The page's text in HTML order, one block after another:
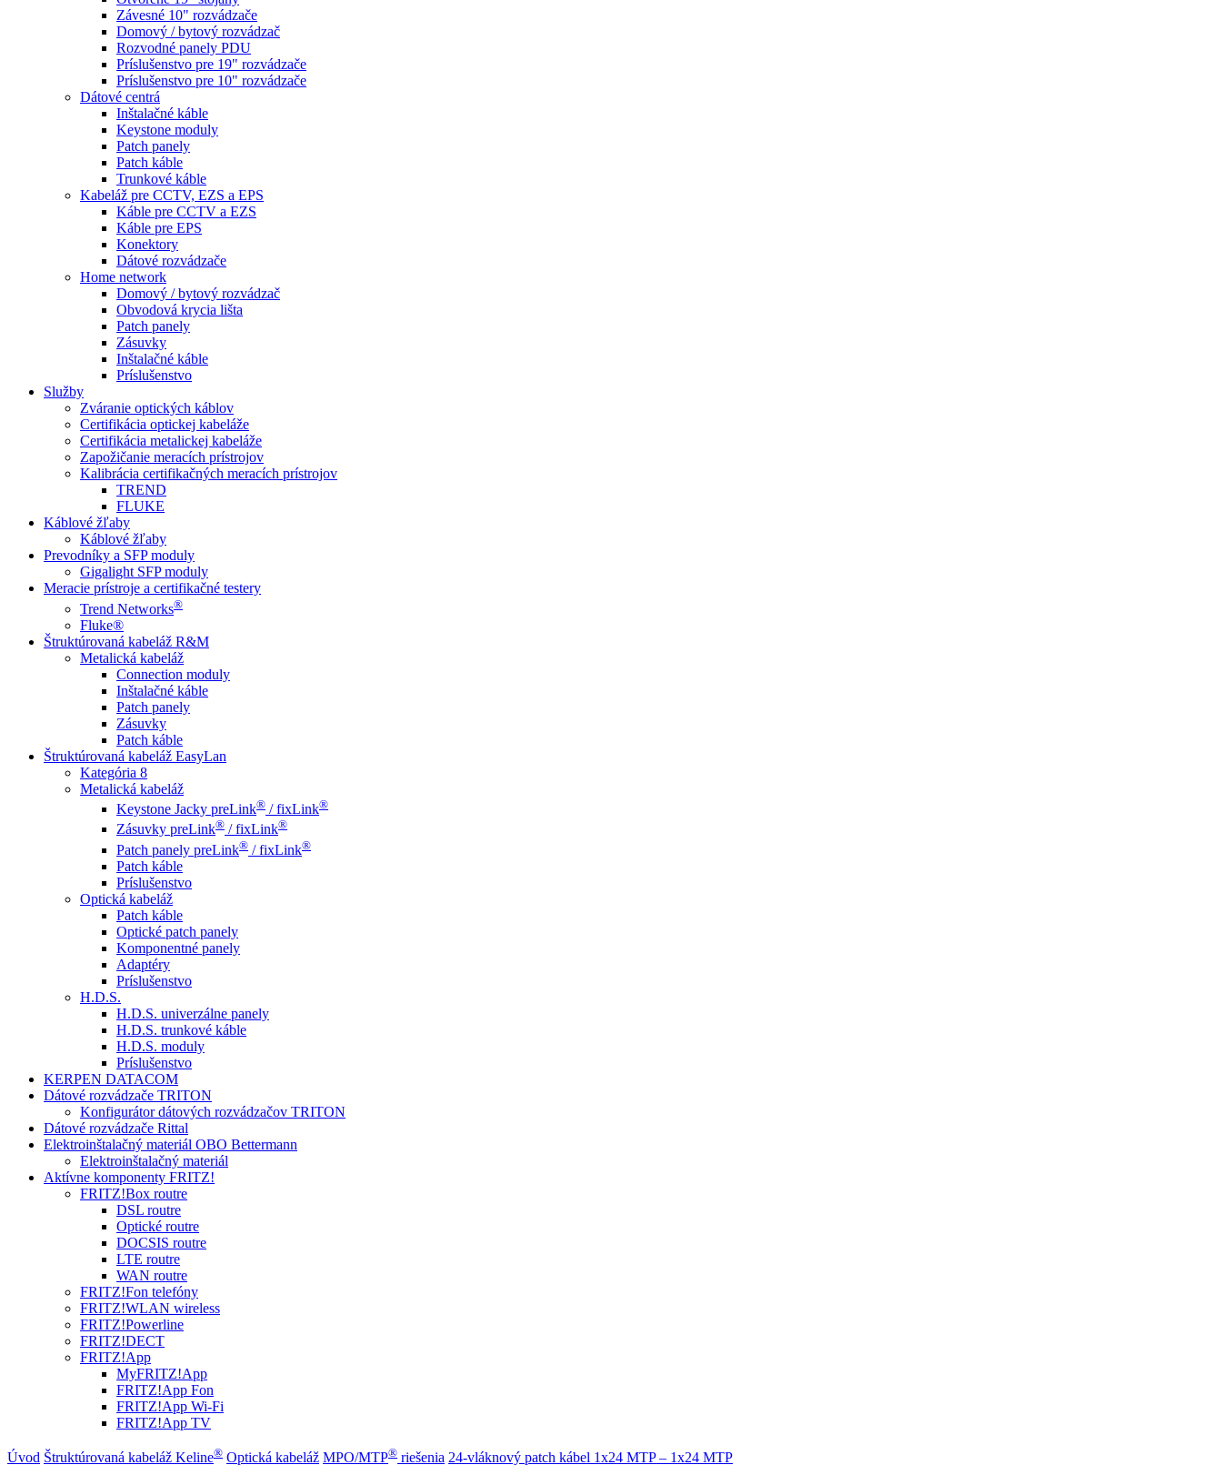
Závesné 10" rozvádzače
Domový / bytový rozvádzač
Rozvodné panely PDU
Príslušenstvo pre 19" rozvádzače
Príslušenstvo pre 10" rozvádzače
Dátové centrá
Inštalačné káble
Keystone moduly
Patch panely
Patch káble
Trunkové káble
Kabeláž pre CCTV, EZS a EPS
Káble pre CCTV a EZS
Káble pre EPS
Konektory
Dátové rozvádzače
Home network
Domový / bytový rozvádzač
Obvodová krycia lišta
Patch panely
Zásuvky
Inštalačné káble
Príslušenstvo
Služby
Zváranie optických káblov
Certifikácia optickej kabeláže
Certifikácia metalickej kabeláže
Zapožičanie meracích prístrojov
Kalibrácia certifikačných meracích prístrojov
TREND
FLUKE
Káblové žľaby
Káblové žľaby
Prevodníky a SFP moduly
Gigalight SFP moduly
Meracie prístroje a certifikačné testery
Trend Networks®
Fluke®
Štruktúrovaná kabeláž R&M
Metalická kabeláž
Connection moduly
Inštalačné káble
Patch panely
Zásuvky
Patch káble
Štruktúrovaná kabeláž EasyLan
Kategória 8
Metalická kabeláž
Keystone Jacky preLink® / fixLink®
Zásuvky preLink® / fixLink®
Patch panely preLink® / fixLink®
Patch káble
Príslušenstvo
Optická kabeláž
Patch káble
Optické patch panely
Komponentné panely
Adaptéry
Príslušenstvo
H.D.S.
H.D.S. univerzálne panely
H.D.S. trunkové káble
H.D.S. moduly
Príslušenstvo
KERPEN DATACOM
Dátové rozvádzače TRITON
Konfigurátor dátových rozvádzačov TRITON
Dátové rozvádzače Rittal
Elektroinštalačný materiál OBO Bettermann
Elektroinštalačný materiál
Aktívne komponenty FRITZ!
FRITZ!Box routre
DSL routre
Optické routre
DOCSIS routre
LTE routre
WAN routre
FRITZ!Fon telefóny
FRITZ!WLAN wireless
FRITZ!Powerline
FRITZ!DECT
FRITZ!App
MyFRITZ!App
FRITZ!App Fon
FRITZ!App Wi-Fi
FRITZ!App TV
Úvod Štruktúrovaná kabeláž Keline® Optická kabeláž MPO/MTP® ​ riešenia 24-vláknový patch kábel 1x24 MTP – 1x24 MTP